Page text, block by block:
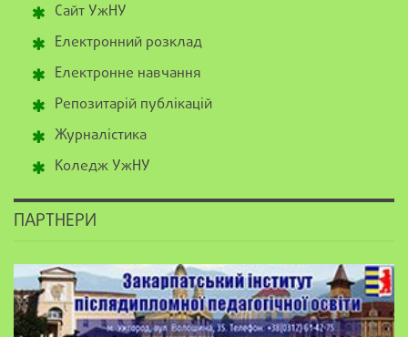
Сайт УжНУ
Електронний розклад
Електронне навчання
Репозитарій публікацій
Журналістика
Коледж УжНУ
ПАРТНЕРИ